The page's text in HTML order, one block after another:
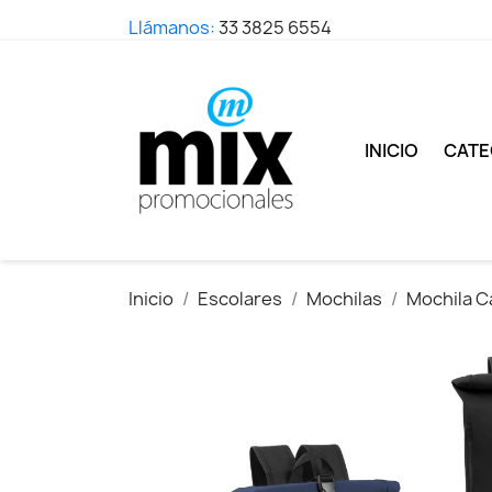
Llámanos:33 3825 6554
INICIO
Inicio Escolares Mochilas Mochila